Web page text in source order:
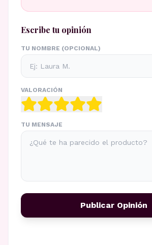
Escribe tu opinión
TU NOMBRE (OPCIONAL)
VALORACIÓN
TU MENSAJE
Publicar Opinión